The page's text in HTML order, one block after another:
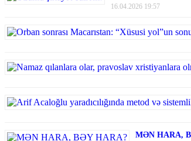
16.04.2026 19:57
MƏN HARA,